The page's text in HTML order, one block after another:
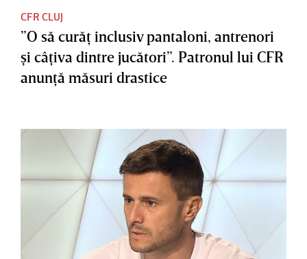
CFR CLUJ
”O să curăţ inclusiv pantaloni, antrenori
şi câţiva dintre jucători”. Patronul lui CFR
anunţă măsuri drastice